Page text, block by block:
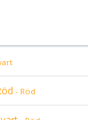
- Röd